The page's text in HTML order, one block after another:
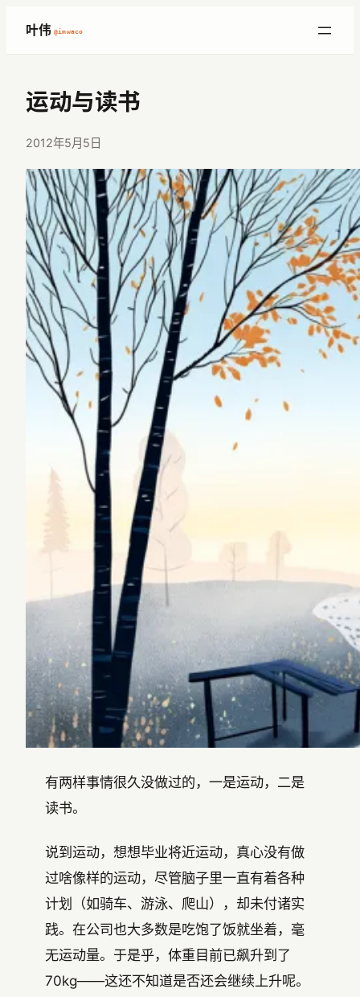
内
叶伟 @imwaco
运动与读书
2012年5月5日
有两样事情很久没做过的，一是运动，二是
读书。
说到运动，想想毕业将近运动，真心没有做
过啥像样的运动，尽管脑子里一直有着各种
计划（如骑车、游泳、爬山），却未付诸实
践。在公司也大多数是吃饱了饭就坐着，毫
无运动量。于是乎，体重目前已飙升到了
70kg——这还不知道是否还会继续上升呢。